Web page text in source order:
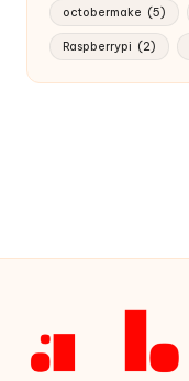
octobermake (5)
Raspberrypi (2)